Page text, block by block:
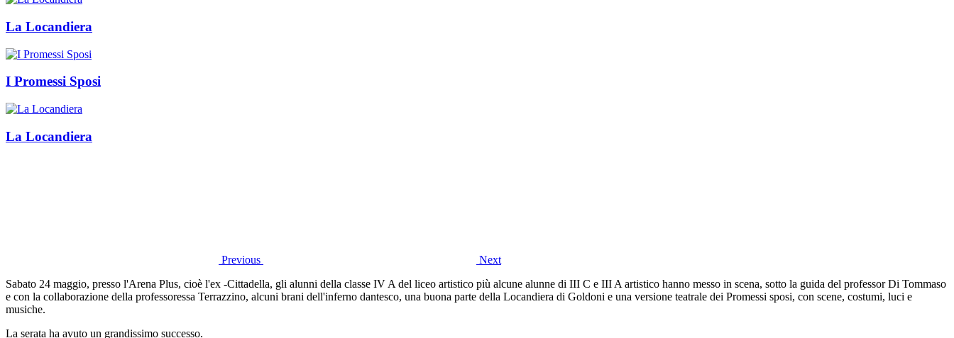
La Locandiera
I Promessi Sposi
La Locandiera
Previous
Next
Sabato 24 maggio, presso l'Arena Plus, cioè l'ex -Cittadella, gli alunni della classe IV A del liceo artistico più alcune alunne di III C e III A artistico hanno messo in scena, sotto la guida del professor Di Tommaso
e con la collaborazione della professoressa Terrazzino, alcuni brani dell'inferno dantesco, una buona parte della Locandiera di Goldoni e una versione teatrale dei Promessi sposi, con scene, costumi, luci e
musiche.
La serata ha avuto un grandissimo successo.